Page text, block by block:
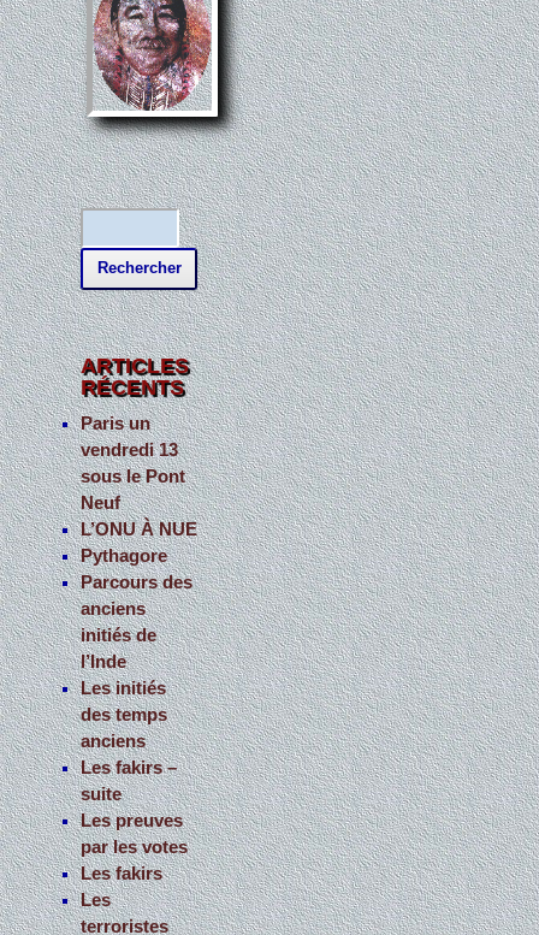
e
c
h
e
r
c
h
e
r
:
ARTICLES
RÉCENTS
Paris un
vendredi 13
sous le Pont
Neuf
L’ONU À NUE
Pythagore
Parcours des
anciens
initiés de
l’Inde
Les initiés
des temps
anciens
Les fakirs –
suite
Les preuves
par les votes
Les fakirs
Les
terroristes